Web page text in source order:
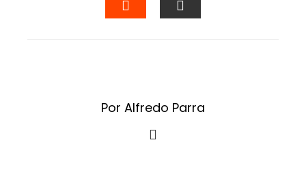
Por Alfredo Parra